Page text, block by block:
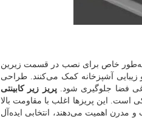
به‌طور خاص برای نصب در قسمت زیرین
آشپزخانه کمک می‌کنند. طراحی
فضا جلوگیری شود.پریز زیر کابینتی
است. این پریزها اغلب با مقاومت بالا
مدرن اهمیت می‌دهند، انتخابی ایده‌آل